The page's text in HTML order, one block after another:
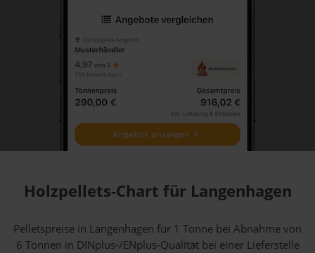
Holzpellets-Chart für Langenhagen
Pelletspreise in Langenhagen für 1 Tonne bei Abnahmevon
6 Tonnen in DINplus-/ENplus-Qualität bei einer Lieferstelle